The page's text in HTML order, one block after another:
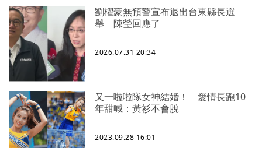
劉櫂豪無預警宣布退出台東縣長選
舉 陳瑩回應了
2026.07.31 20:34
又一啦啦隊女神結婚！ 愛情長跑10
年甜喊：黃衫不會脫
2023.09.28 16:01